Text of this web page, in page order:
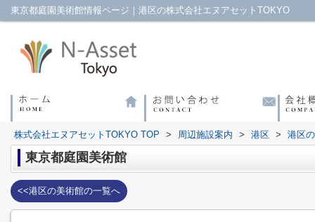
東京都庭園美術館情報ページ｜港区の株式会社エヌアセットTOKYO
株式会社エヌアセットTOKYO TOP > 周辺施設案内 > 港区 > 港区
東京都庭園美術館
<<港区の美術館の一覧へ